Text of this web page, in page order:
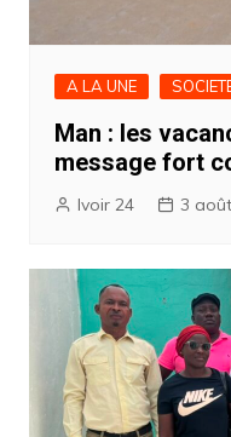
A LA UNE
Man : les
message fort
Ivoir 24 3